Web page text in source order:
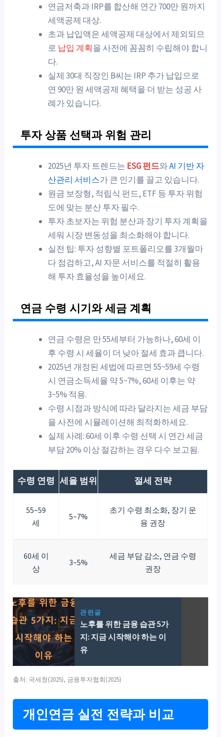
연금저축과 IRP를 합산해 연간 700만 원까지
세액공제 대상.
초과 납입액은 세액공제 대상에서 제외되므
로 납입 계획을 사전에 꼼꼼히 수립해야 합니
다.
실제 30대 직장인 B씨는 IRP 추가 납입으로
연 90만 원 세액공제 혜택을 더 받는 성공 사
례가 있습니다.
투자 상품 선택과 위험 관리
2025년 투자 트렌드는 ESG 펀드와AI 기반 자
산관리 서비스가 큰 인기를 끌고 있습니다.
원금 보장형, 적립식 펀드, ETF 등 투자 위험
도에 맞는 분산 투자 필수.
투자 초보자는 위험 분산과 장기 투자 계획을
세워 시장 변동성을 최소화해야 합니다.
실전 팁: 투자 성향별 포트폴리오를 3개월마
다 점검하고, AI 자문 서비스를 적절히 활용
해 투자 효율성을 높이세요.
연금 수령 시기와 세금 계획
연금 수령은 만 55세부터 가능하나, 60세 이
후 수령 시 세율이 더 낮아 절세 효과 큽니다.
2025년 개정된 세법에 따르면 55~59세 수령
시 연금소득세율 약 5~7%, 60세 이후는 약
3~5% 적용.
수령 시점과 방식에 따라 달라지는 세금 부담
을 사전에 시뮬레이션해 최적화하세요.
실제 사례: 60세 이후 수령 선택 시 연간 세금
부담 20% 이상 절감하는 경우 다수 보고됨.
수령 연령 세율 범위 절세 전략
55~59
세
5~7%
초기 수령 최소화, 장기 운
용 권장
60세 이
상
3~5%
세금 부담 감소, 연금 수령
권장
관련글
노후를 위한 금융 습관 5가
지: 지금 시작해야 하는 이
유
출처: 국세청(2025), 금융투자협회(2025)
개인연금 실전 전략과 비교